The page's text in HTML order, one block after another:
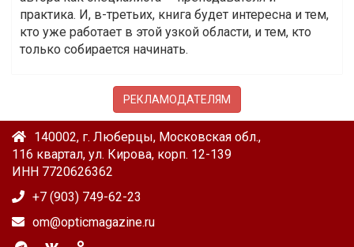
практика. И, в-третьих, книга будет интересна и тем,
кто уже работает в этой узкой области, и тем, кто
только собирается начинать.
РЕКЛАМОДАТЕЛЯМ
140002, г. Люберцы, Московская обл.,
116 квартал, ул. Кирова, корп. 12-139
ИНН 7720626362
+7 (903) 749-62-23
om@opticmagazine.ru